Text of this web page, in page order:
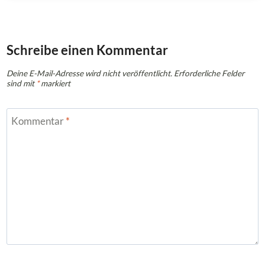
Schreibe einen Kommentar
Deine E-Mail-Adresse wird nicht veröffentlicht. Erforderliche Felder
sind mit*markiert
Kommentar*